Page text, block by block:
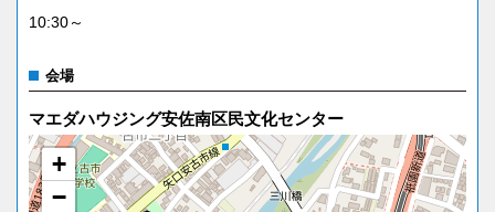
10:30～
会場
マエダハウジング安佐南区民文化センター
+
−